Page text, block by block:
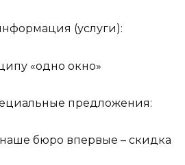
(услуги):
«одно окно»
предложения:
бюро впервые – скидка